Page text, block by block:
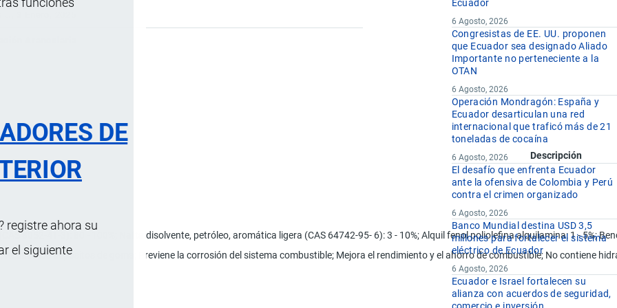
DE
registre ahora su
el siguiente
Descripción
8052-41-3): 80 - 100%; Nafta disolvente, petróleo, aromática ligera (CAS 64742-95- 6): 3 - 10%; Alquil fenol poliolefina alquilamina: 1 - 5%;
Reduce los depósitos de goma; Previene la corrosión del sistema combustible; Mejora el rendimiento y el ahorro de combustible; No contiene
Ecuador
6 Agosto, 2026
Congresistas de EE. UU. proponen
que Ecuador sea designado Aliado
Importante no perteneciente a la
OTAN
6 Agosto, 2026
Operación Mondragón: España y
Ecuador desarticulan una red
internacional que traficó más de 21
toneladas de cocaína
6 Agosto, 2026
El desafío que enfrenta Ecuador
ante la ofensiva de Colombia y Perú
contra el crimen organizado
6 Agosto, 2026
Banco Mundial destina USD 3,5
millones para fortalecer el sistema
eléctrico de Ecuador
6 Agosto, 2026
Ecuador e Israel fortalecen su
alianza con acuerdos de seguridad,